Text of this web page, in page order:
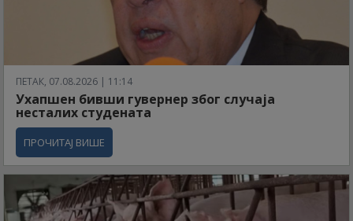
ПЕТАК, 07.08.2026 | 11:14
Ухапшен бивши гувернер због случаја
несталих студената
ПРОЧИТАЈ ВИШЕ